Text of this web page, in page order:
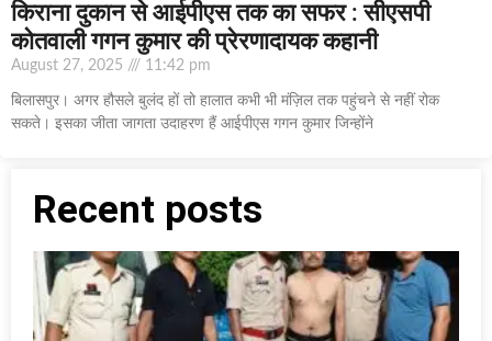
किराना दुकान से आईपीएस तक का सफर : सीएसपी
कोतवाली गगन कुमार की प्रेरणादायक कहानी
August 27, 2025 11:42 pm
बिलासपुर। अगर हौसले बुलंद हों तो हालात कभी भी मंज़िल तक पहुंचने से नहीं रोक
सकते। इसका जीता जागता उदाहरण हैं आईपीएस गगन कुमार जिन्होंने
Recent posts